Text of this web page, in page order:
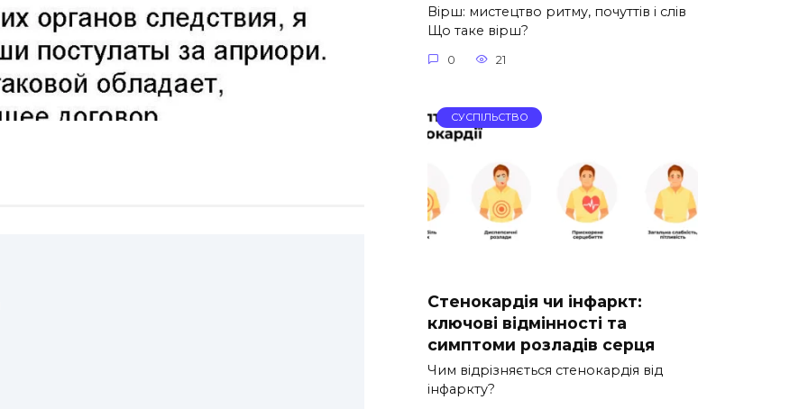
Вірш: мистецтво ритму, почуттів і слів
Що таке вірш?
0 21
СУСПІЛЬСТВО
Стенокардія чи інфаркт:
ключові відмінності та
симптоми розладів серця
Чим відрізняється стенокардія від
інфаркту?